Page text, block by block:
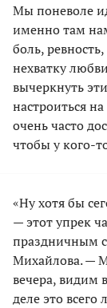
Мы поневоле
именно там
боль,
нехватку
вычеркнуть
настроиться
очень часто
чтобы у кого-
«Ну хотя бы
— этот упрек
праздничным
Михайлова. —
вечера, видим
деле это